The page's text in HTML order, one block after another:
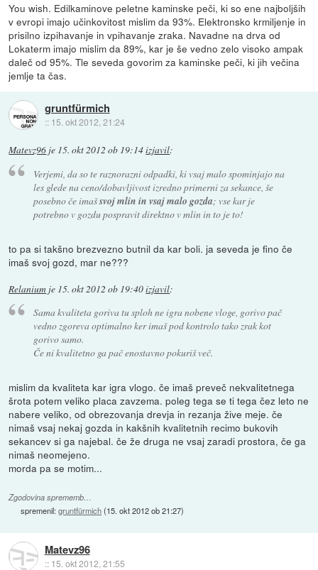
You wish. Edilkaminove peletne kaminske peči, ki so ene najboljših
v evropi imajo učinkovitost mislim da 93%. Elektronsko krmiljenje in
prisilno izpihavanje in vpihavanje zraka. Navadne na drva od
Lokaterm imajo mislim da 89%, kar je še vedno zelo visoko ampak
daleč od 95%. Tle seveda govorim za kaminske peči, ki jih večina
jemlje ta čas.
gruntfürmich
:: 15. okt 2012, 21:24
Matevz96 je 15. okt 2012 ob 19:14izjavil:
Verjemi, da so te raznorazni odpadki, ki vsaj malo spominjajo na
les glede na ceno/dobavljivost izredno primerni za sekance, še
posebno če imašsvoj mlin in vsaj malo gozda; vse kar je
potrebno v gozdu pospravit direktno v mlin in to je to!
to pa si takšno brezvezno butnil da kar boli. ja seveda je fino če
imaš svoj gozd, mar ne???
Relanium je 15. okt 2012 ob 19:40izjavil:
Sama kvaliteta goriva tu sploh ne igra nobene vloge, gorivo pač
vedno zgoreva optimalno ker imaš pod kontrolo tako zrak kot
gorivo samo.
Če ni kvalitetno ga pač enostavno pokuriš več.
mislim da kvaliteta kar igra vlogo. če imaš preveč nekvalitetnega
šrota potem veliko placa zavzema. poleg tega se ti tega čez leto ne
nabere veliko, od obrezovanja drevja in rezanja žive meje. če
nimaš vsaj nekaj gozda in kakšnih kvalitetnih recimo bukovih
sekancev si ga najebal. če že druga ne vsaj zaradi prostora, če ga
nimaš neomejeno.
morda pa se motim...
Zgodovina sprememb…
spremenil:gruntfürmich(15. okt 2012 ob 21:27)
Matevz96
:: 15. okt 2012, 21:55